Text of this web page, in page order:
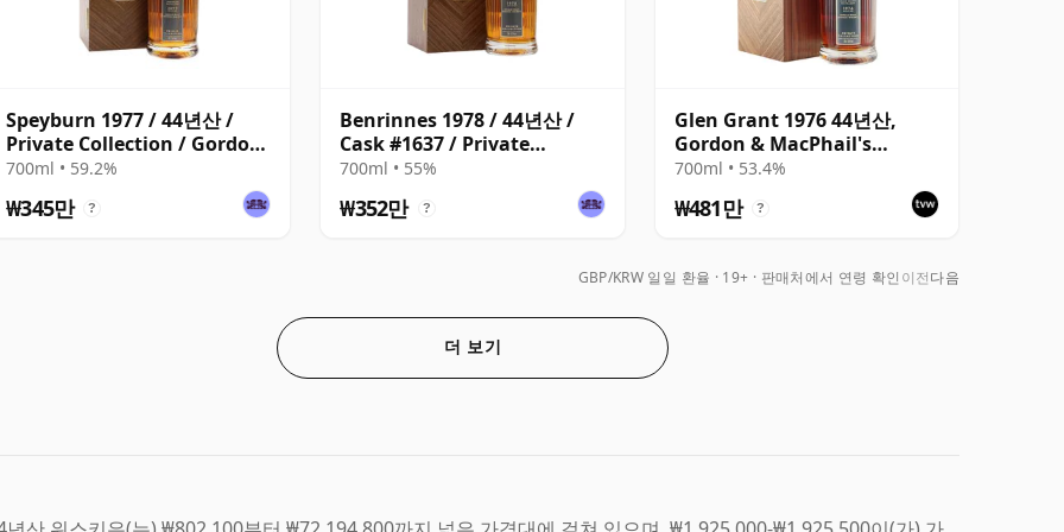
Speyburn 1977 / 44년산 /
Private Collection / Gordon
& MacPhail
700ml • 59.2%
₩345만 ?
Benrinnes 1978 / 44년산 /
Cask #1637 / Private
Collection
700ml • 55%
₩352만 ?
Glen Grant 1976 44년산,
Gordon & MacPhail's
Private Collection - Cask
700ml • 53.4%
₩481만 ?
더 보기
GBP/KRW 일일 환율 19+ · 판매처에서 연령 확인 이전다음